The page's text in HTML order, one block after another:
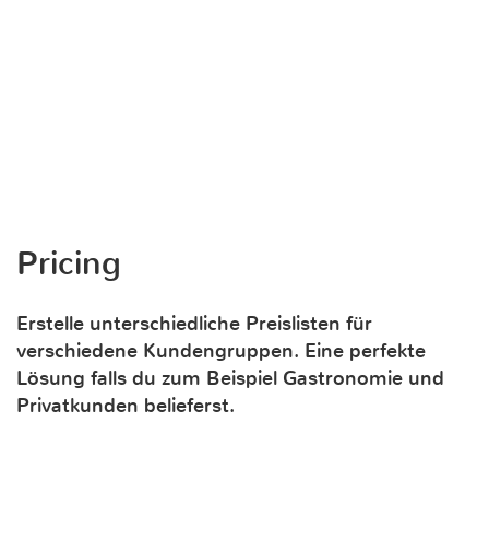
Pricing
Erstelle unterschiedliche Preislisten für
verschiedene Kundengruppen. Eine perfekte
Lösung falls du zum Beispiel Gastronomie und
Privatkunden belieferst.